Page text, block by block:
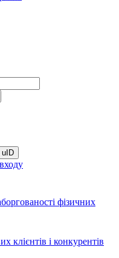
uID
фізичних
клієнтів і конкурентів